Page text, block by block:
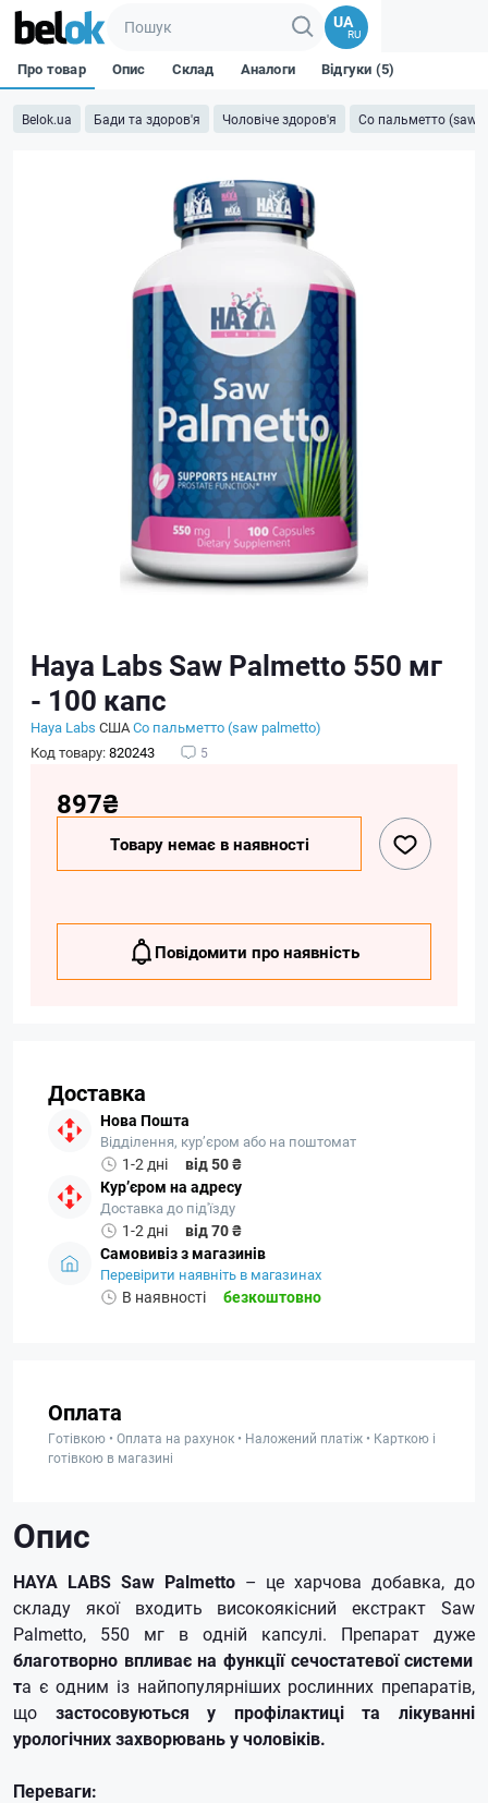
UA
RU
Belok.ua Бади та здоров'я Чоловіче здоров'я Со пальметто (saw
Про товар Опис Склад Аналоги Відгуки (5)
Haya Labs Saw Palmetto 550 мг
- 100 капс
Haya Labs СШАСо пальметто (saw palmetto)
Код товару:820243 5
897₴
Товару немає в наявності
Повідомити про наявність
Доставка
Нова Пошта
Відділення, кур’єром або на поштомат
1-2 дні
від 50 ₴
Кур’єром на адресу
Доставка до під'їзду
1-2 дні
від 70 ₴
Самовивіз з магазинів
Перевірити наявніть в магазинах
В наявності безкоштовно
Оплата
Готівкою • Оплата на рахунок • Наложений платіж • Карткою і
готівкою в магазині
Опис
HAYA LABS Saw Palmetto– це харчова добавка, до
складу якої входить високоякісний екстракт Saw
Palmetto, 550 мг в одній капсулі. Препарат дуже
благотворно впливає на функції сечостатевої системи
та є одним із найпопулярніших рослинних препаратів,
що застосовуються у профілактиці та лікуванні
урологічних захворювань у чоловіків.
Переваги: